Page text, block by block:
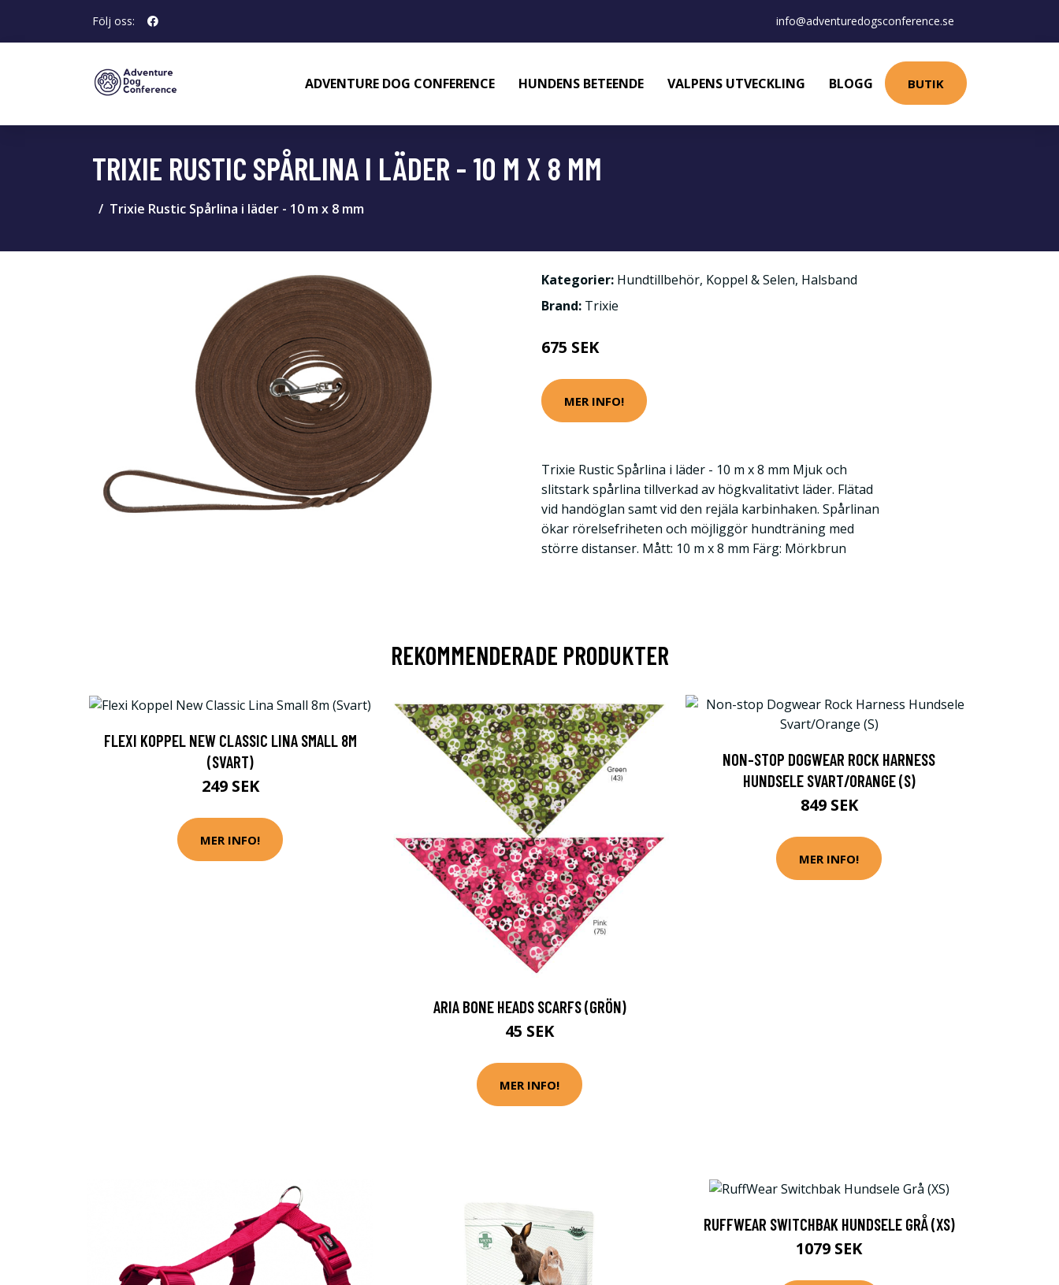
Följ oss: info@adventuredogsconference.se
ADVENTURE DOG CONFERENCE HUNDENS BETEENDE VALPENS UTVECKLING BLOGG BUTIK
TRIXIE RUSTIC SPÅRLINA I LÄDER - 10 M X 8 MM
Trixie Rustic Spårlina i läder - 10 m x 8 mm
Kategorier: Hundtillbehör, Koppel & Selen, Halsband
Brand: Trixie
675 SEK
MER INFO!
Trixie Rustic Spårlina i läder - 10 m x 8 mm Mjuk och
slitstark spårlina tillverkad av högkvalitativt läder. Flätad
vid handöglan samt vid den rejäla karbinhaken. Spårlinan
ökar rörelsefriheten och möjliggör hundträning med
större distanser. Mått: 10 m x 8 mm Färg: Mörkbrun
REKOMMENDERADE PRODUKTER
FLEXI KOPPEL NEW CLASSIC LINA SMALL 8M
(SVART)
249 SEK
MER INFO!
ARIA BONE HEADS SCARFS (GRÖN)
45 SEK
MER INFO!
NON-STOP DOGWEAR ROCK HARNESS
HUNDSELE SVART/ORANGE (S)
849 SEK
MER INFO!
RUFFWEAR SWITCHBAK HUNDSELE GRÅ (XS)
1079 SEK